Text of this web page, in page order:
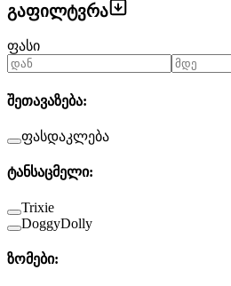
გაფილტვრა
ფასი
შეთავაზება:
ფასდაკლება
ტანსაცმელი:
Trixie
DoggyDolly
ზომები: